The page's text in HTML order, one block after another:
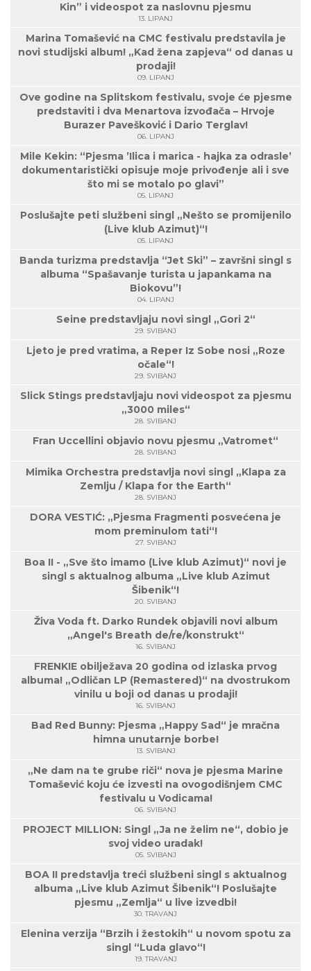
Kin” i videospot za naslovnu pjesmu
13. LIPANJ
Marina Tomašević na CMC festivalu predstavila je
novi studijski album! „Kad žena zapjeva“ od danas u
prodaji!
09. LIPANJ
Ove godine na Splitskom festivalu, svoje će pjesme
predstaviti i dva Menartova izvođača – Hrvoje
Burazer Pavešković i Dario Terglav!
06. LIPANJ
Mile Kekin: “Pjesma ’Ilica i marica - hajka za odrasle’
dokumentaristički opisuje moje privođenje ali i sve
što mi se motalo po glavi”
05. LIPANJ
Poslušajte peti službeni singl „Nešto se promijenilo
(Live klub Azimut)“!
05. LIPANJ
Banda turizma predstavlja “Jet Ski” – završni singl s
albuma “Spašavanje turista u japankama na
Biokovu”!
04. LIPANJ
Seine predstavljaju novi singl „Gori 2“
29. SVIBANJ
Ljeto je pred vratima, a Reper Iz Sobe nosi „Roze
očale“!
29. SVIBANJ
Slick Stings predstavljaju novi videospot za pjesmu
„3000 miles“
28. SVIBANJ
Fran Uccellini objavio novu pjesmu „Vatromet“
28. SVIBANJ
Mimika Orchestra predstavlja novi singl „Klapa za
Zemlju / Klapa for the Earth“
28. SVIBANJ
DORA VESTIĆ: „Pjesma Fragmenti posvećena je
mom preminulom tati“!
27. SVIBANJ
Boa II - „Sve što imamo (Live klub Azimut)“ novi je
singl s aktualnog albuma „Live klub Azimut
Šibenik“!
20. SVIBANJ
Živa Voda ft. Darko Rundek objavili novi album
„Angel's Breath de/re/konstrukt“
16. SVIBANJ
FRENKIE obilježava 20 godina od izlaska prvog
albuma! „Odličan LP (Remastered)“ na dvostrukom
vinilu u boji od danas u prodaji!
16. SVIBANJ
Bad Red Bunny: Pjesma „Happy Sad“ je mračna
himna unutarnje borbe!
13. SVIBANJ
„Ne dam na te grube riči“ nova je pjesma Marine
Tomašević koju će izvesti na ovogodišnjem CMC
festivalu u Vodicama!
06. SVIBANJ
PROJECT MILLION: Singl „Ja ne želim ne“, dobio je
svoj video uradak!
05. SVIBANJ
BOA II predstavlja treći službeni singl s aktualnog
albuma „Live klub Azimut Šibenik“! Poslušajte
pjesmu „Zemlja“ u live izvedbi!
30. TRAVANJ
Elenina verzija “Brzih i žestokih“ u novom spotu za
singl “Luda glavo“!
19. TRAVANJ